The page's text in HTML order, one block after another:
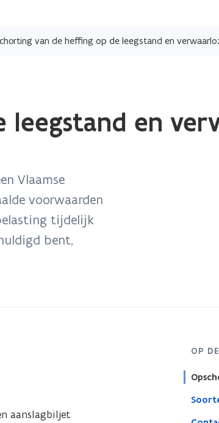
leegstand en
Vlaamse
voorwaarden
tijdelijk
bent,
OP
aanslagbiljet